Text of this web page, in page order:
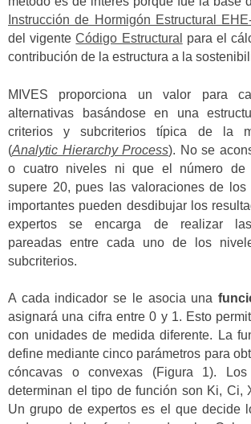
Instrucción de Hormigón Estructural
del vigenteCódigo Estructural para el
contribución de la estructura a la
MIVES proporciona un valor para
alternativas basándose en una
criterios y subcriterios típica de la
(Analytic Hierarchy Process). No se
o cuatro niveles ni que el número de
supere 20, pues las valoraciones de los
importantes pueden desdibujar los
expertos se encarga de realizar las
pareadas entre cada uno de los
subcriterios.
A cada indicador se le asocia una
asignará una cifra entre 0 y 1. Esto
con unidades de medida diferente. La
define mediante cinco parámetros para
cóncavas o convexas (Figura 1). Los
determinan el tipo de función son Ki, Ci,
Un grupo de expertos es el que decide